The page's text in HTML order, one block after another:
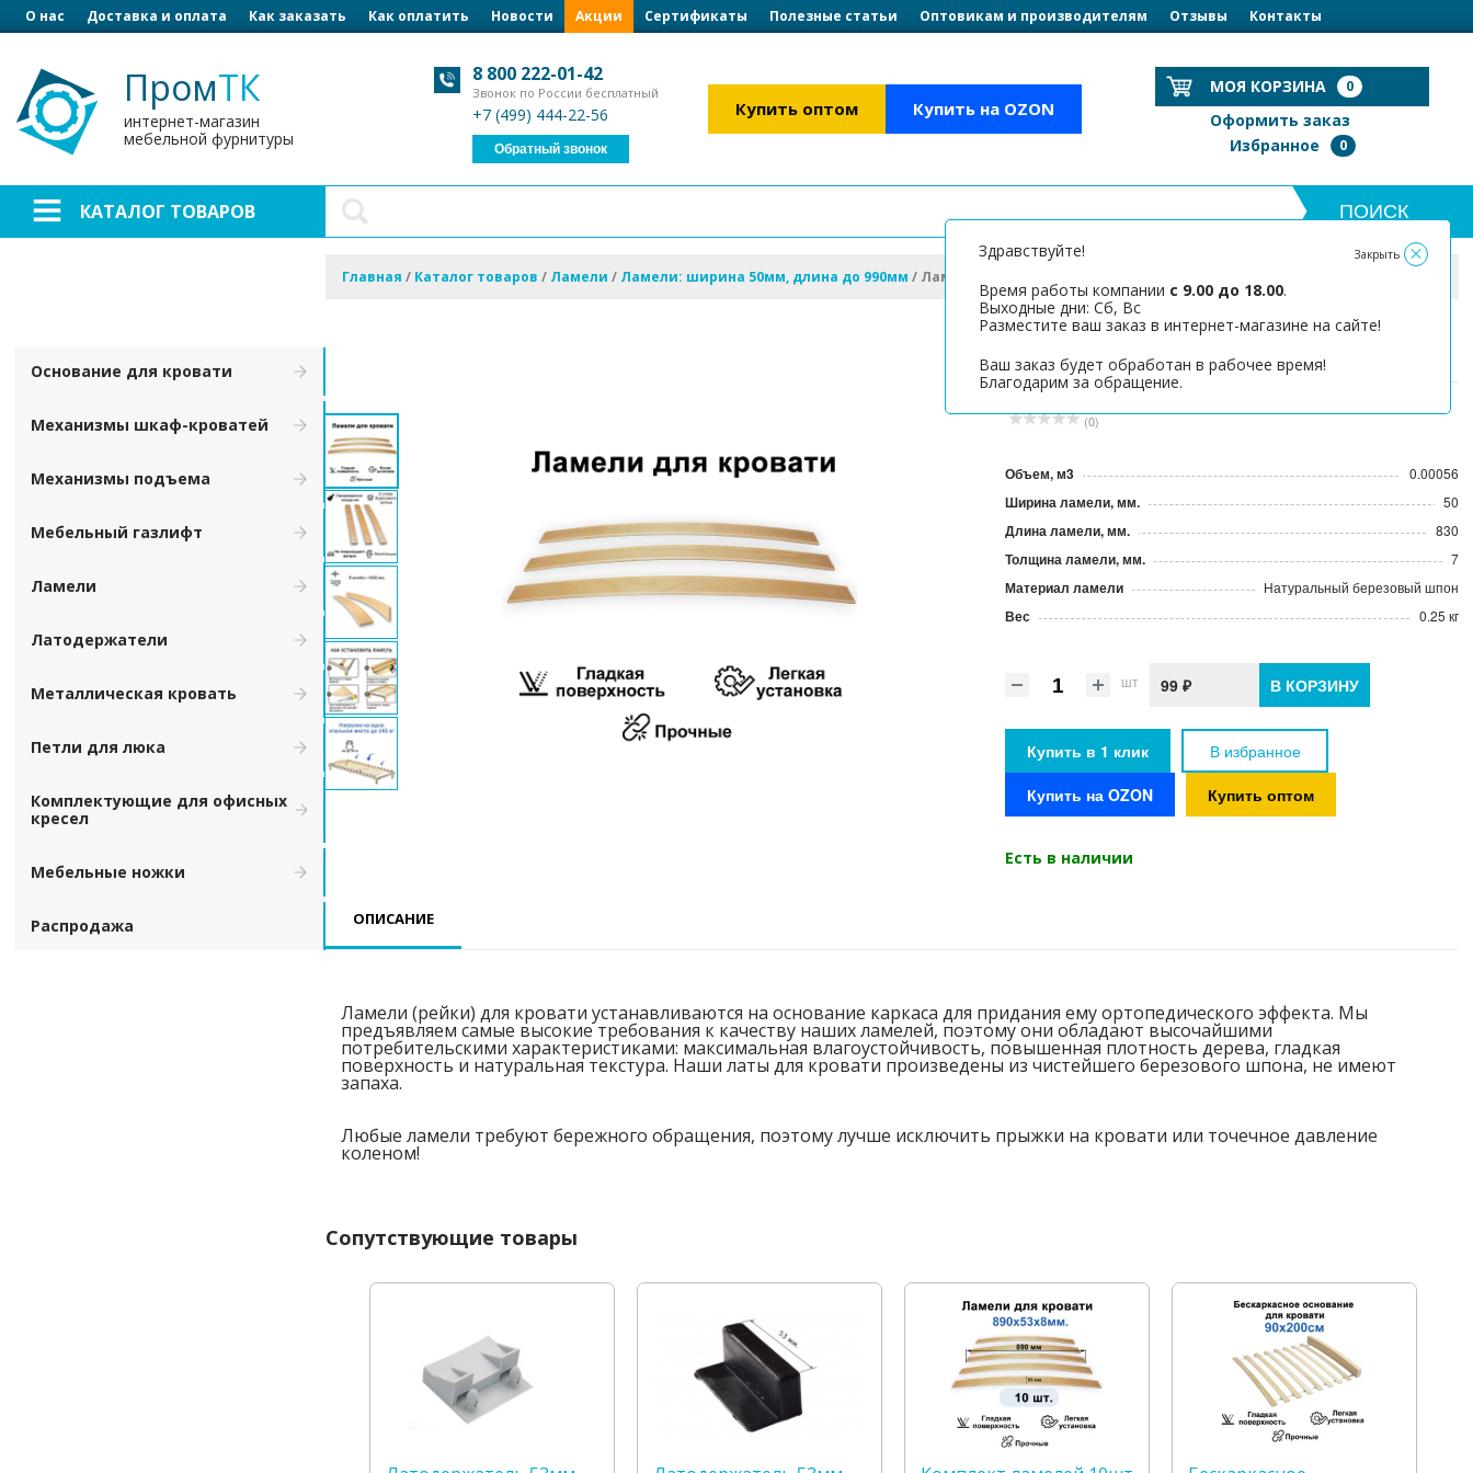
Здравствуйте!
Время работы компании с 9.00 до 18.00.
Выходные дни: Сб, Вс
Разместите ваш заказ в интернет-магазине на сайте!
Ваш заказ будет обработан в рабочее время!
Благодарим за обращение.
Закрыть
О нас Доставка и оплата Как заказать Как оплатить Новости Акции Сертификаты Полезные статьи Оптовикам и производителям Отзывы Контакты
ПромТК
интернет-магазин
мебельной фурнитуры
8 800 222-01-42
Звонок по России бесплатный
+7 (499) 444-22-56
Обратный звонок
Купить оптом Купить на OZON
МОЯ КОРЗИНА 0
Оформить заказ
Избранное
0
КАТАЛОГ ТОВАРОВ
Основание для кровати
Механизмы шкаф-кроватей
Механизмы подъема
Мебельный газлифт
Ламели
Латодержатели
Металлическая кровать
Петли для люка
Комплектующие для офисных
кресел
Мебельные ножки
Распродажа
Главная / Каталог товаров / Ламели / Ламели: ширина 50мм, длина до 990мм / Ламель 50*7*830мм
Ламель 50*7*830мм
(0)
Объем, м3 0.00056
Ширина ламели, мм. 50
Длина ламели, мм. 830
Толщина ламели, мм. 7
Материал ламели Натуральный березовый шпон
Вес 0.25 кг
шт 99 ₽ В КОРЗИНУ
Купить в 1 клик
В избранное
Купить на OZON
Купить оптом
Есть в наличии
ОПИСАНИЕ
Ламели (рейки) для кровати устанавливаются на основание каркаса для придания ему ортопедического эффекта. Мы
предъявляем самые высокие требования к качеству наших ламелей, поэтому они обладают высочайшими
потребительскими характеристиками: максимальная влагоустойчивость, повышенная плотность дерева, гладкая
поверхность и натуральная текстура. Наши латы для кровати произведены из чистейшего березового шпона, не имеют
запаха.
Любые ламели требуют бережного обращения, поэтому лучше исключить прыжки на кровати или точечное давление
коленом!
Сопутствующие товары
Загрузка формы...
Загрузка формы...